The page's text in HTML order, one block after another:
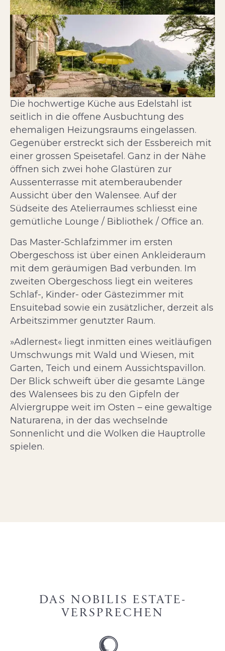
Die hochwertige Küche aus Edelstahl ist
seitlich in die offene Ausbuchtung des
ehemaligen Heizungsraums eingelassen.
Gegenüber erstreckt sich der Essbereich mit
einer grossen Speisetafel. Ganz in der Nähe
öffnen sich zwei hohe Glastüren zur
Aussenterrasse mit atemberaubender
Aussicht über den Walensee. Auf der
Südseite des Atelierraumes schliesst eine
gemütliche Lounge / Bibliothek / Office an.
Das Master-Schlafzimmer im ersten
Obergeschoss ist über einen Ankleideraum
mit dem geräumigen Bad verbunden. Im
zweiten Obergeschoss liegt ein weiteres
Schlaf-, Kinder- oder Gästezimmer mit
Ensuitebad sowie ein zusätzlicher, derzeit als
Arbeitszimmer genutzter Raum.
»Adlernest« liegt inmitten eines weitläufigen
Umschwungs mit Wald und Wiesen, mit
Garten, Teich und einem Aussichtspavillon.
Der Blick schweift über die gesamte Länge
des Walensees bis zu den Gipfeln der
Alviergruppe weit im Osten – eine gewaltige
Naturarena, in der das wechselnde
Sonnenlicht und die Wolken die Hauptrolle
spielen.
DAS NOBILIS ESTATE-
VERSPRECHEN